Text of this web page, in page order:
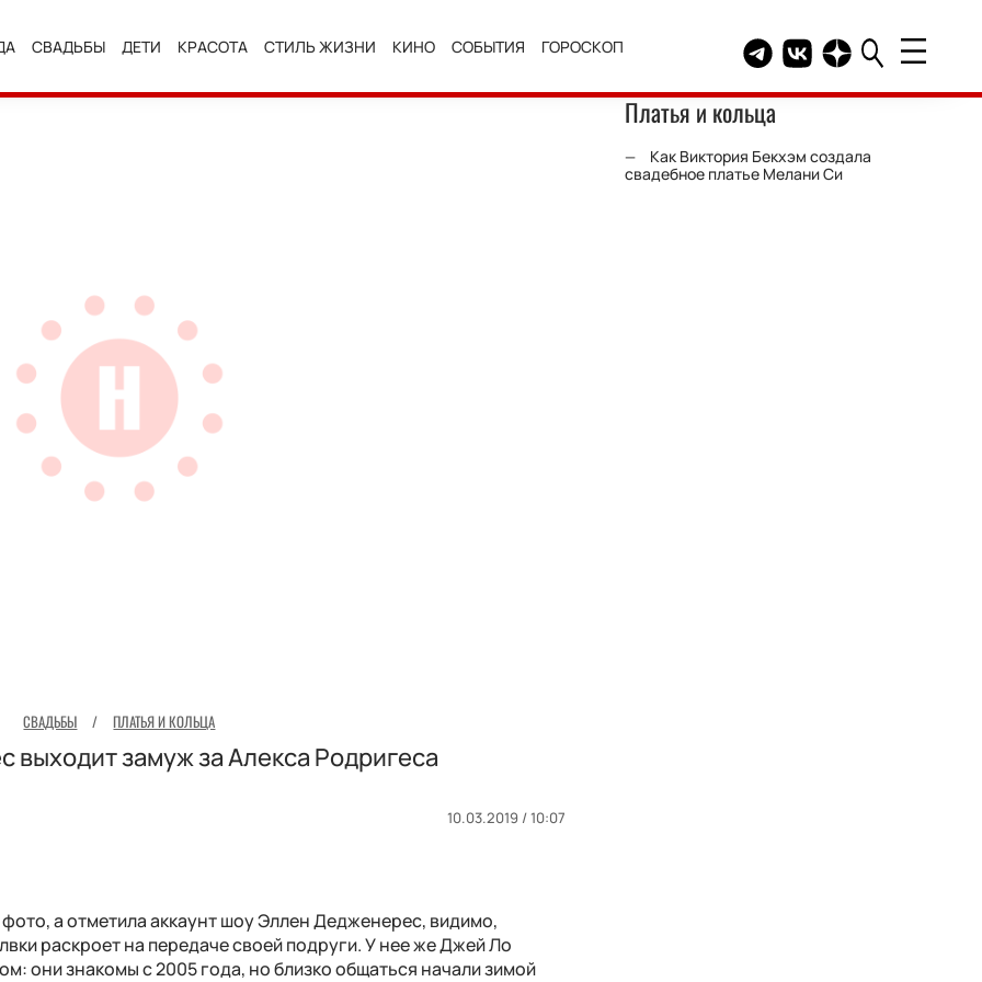
СВАДЬБЫ ДЕТИ КРАСОТА СТИЛЬ ЖИЗНИ КИНО СОБЫТИЯ ГОРОСКОП Telegram канал HELLO
Группа HELLO
Канал HELLO в
СВАДЬБЫ / ПЛАТЬЯ И КОЛЬЦА
замуж за Алекса Родригеса
10.03.2019 / 10:07
а отметила аккаунт шоу Эллен Дедженерес, видимо,
раскроет на передаче своей подруги. У нее же Джей Ло
они знакомы с 2005 года, но близко общаться начали зимой
Платья и кольца
Как Виктория Бекхэм создала
свадебное платье Мелани Си